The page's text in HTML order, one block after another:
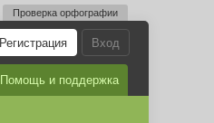
Проверка орфографии
Вход
Регистрация
Помощь и поддержка